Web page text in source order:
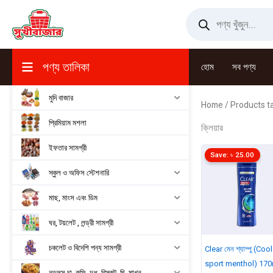
content
search
পণ্য তালিকা হোম সব পণ্য
মুদি বাজার
প্রিমিয়াম মশলা
ইফতার সামগ্রী
স্কুল ও অফিস স্টেশনারি
মাছ, মাংস এবং ডিম
ঘর, টয়লেট , লন্ড্রী সামগ্রী
চকলেট ও বিদেশি পন্য সামগ্রী
Home / Products
ক্লিয়ার
Clear মেন শ্যাম্পু (Cool
sport menthol)
Save:৳ 25.00